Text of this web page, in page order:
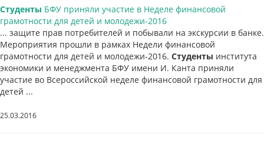
Студенты БФУ приняли участие в Неделе финансовой
грамотности для детей и молодежи-2016
... защите прав потребителей и побывали на экскурсии в банке.
Мероприятия прошли в рамках Недели финансовой
грамотности для детей и молодежи-2016. Студенты института
экономики и менеджмента БФУ имени И. Канта приняли
участие во Всероссийской неделе финансовой грамотности для
детей ...
25.03.2016